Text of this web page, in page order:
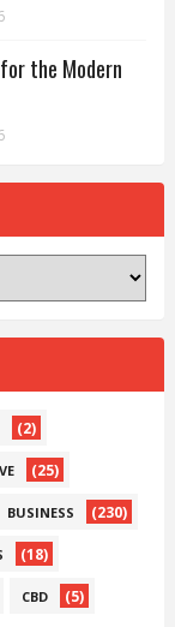
the Modern
(2)
(25)
BUSINESS (230)
(18)
CBD (5)